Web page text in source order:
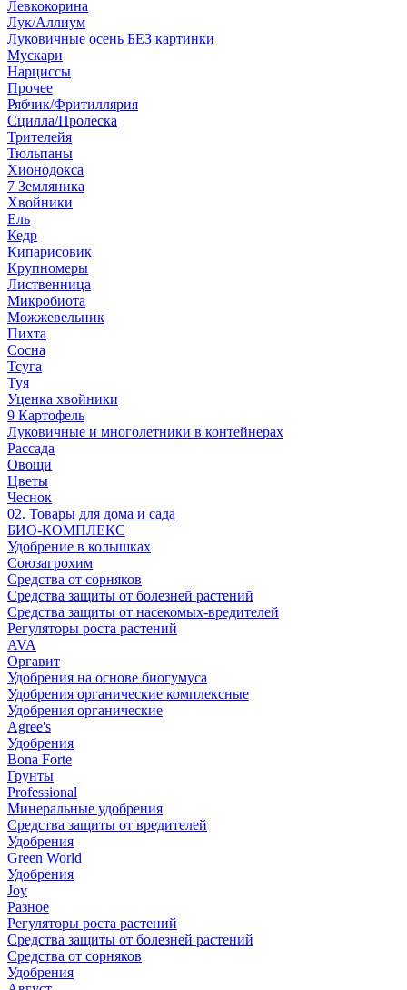
Левкокорина
Лук/Аллиум
Луковичные осень БЕЗ картинки
Мускари
Нарциссы
Прочее
Рябчик/Фритиллярия
Сцилла/Пролеска
Трителейя
Тюльпаны
Хионодокса
7 Земляника
Хвойники
Ель
Кедр
Кипарисовик
Крупномеры
Лиственница
Микробиота
Можжевельник
Пихта
Сосна
Тсуга
Туя
Уценка хвойники
9 Картофель
Луковичные и многолетники в контейнерах
Рассада
Овощи
Цветы
Чеснок
02. Товары для дома и сада
БИО-КОМПЛЕКС
Удобрение в колышках
Союзагрохим
Средства от сорняков
Средства защиты от болезней растений
Средства защиты от насекомых-вредителей
Регуляторы роста растений
AVA
Оргавит
Удобрения на основе биогумуса
Удобрения органические комплексные
Удобрения органические
Agree's
Удобрения
Bona Forte
Грунты
Professional
Минеральные удобрения
Средства защиты от вредителей
Удобрения
Green World
Удобрения
Joy
Разное
Регуляторы роста растений
Средства защиты от болезней растений
Средства от сорняков
Удобрения